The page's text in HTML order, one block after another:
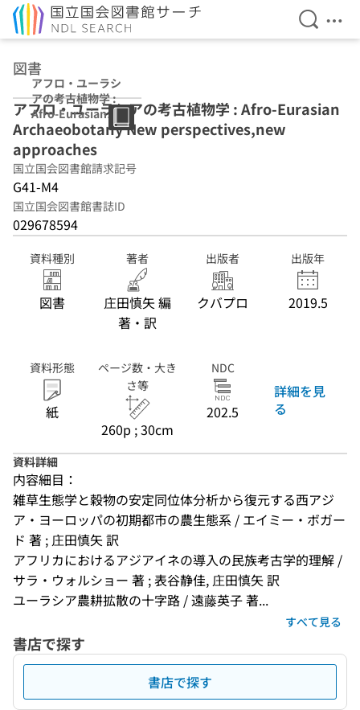
検索を
メ
図書
アフロ・ユーラシ
アの考古植物学 :
Afro-Eurasian
Archaeobotany
New
perspectives,ne
w approaches
アフロ・ユーラシアの考古植物学 : Afro-Eurasian
Archaeobotany New perspectives,new
approaches
国立国会図書館請求記号
G41-M4
国立国会図書館書誌ID
029678594
資料種別
図書
著者
庄田慎矢 編
著・訳
出版者
クバプロ
出版年
2019.5
資料形態
紙
ページ数・大き
さ等
260p ; 30cm
NDC
202.5
詳細を見
る
資料詳細
内容細目：
雑草生態学と穀物の安定同位体分析から復元する西アジ
ア・ヨーロッパの初期都市の農生態系 / エイミー・ボガー
ド 著 ; 庄田慎矢 訳
アフリカにおけるアジアイネの導入の民族考古学的理解 /
サラ・ウォルショー 著 ; 表谷静佳, 庄田慎矢 訳
ユーラシア農耕拡散の十字路 / 遠藤英子 著...
すべて見る
書店で探す
書店で探す